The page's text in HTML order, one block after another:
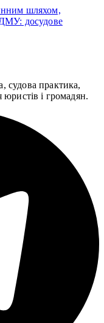
шляхом,
досудове
судова практика,
юристів і громадян.